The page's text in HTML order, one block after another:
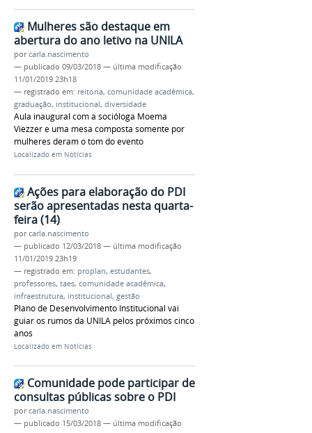
Mulheres são destaque em
abertura do ano letivo na UNILA
porcarla.nascimento
— publicado 09/03/2018 — última modificação
11/01/2019 23h18
— registrado em: reitoria, comunidade acadêmica,
graduação, institucional, diversidade
Aula inaugural com a socióloga Moema
Viezzer e uma mesa composta somente por
mulheres deram o tom do evento
Localizado em Notícias
Ações para elaboração do PDI
serão apresentadas nesta quarta-
feira (14)
porcarla.nascimento
— publicado 12/03/2018 — última modificação
11/01/2019 23h19
— registrado em: proplan, estudantes,
professores, taes, comunidade acadêmica,
infraestrutura, institucional, gestão
Plano de Desenvolvimento Institucional vai
guiar os rumos da UNILA pelos próximos cinco
anos
Localizado em Notícias
Comunidade pode participar de
consultas públicas sobre o PDI
porcarla.nascimento
— publicado 15/03/2018 — última modificação